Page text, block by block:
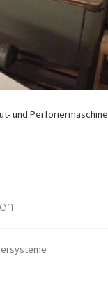
und Perforiermaschine